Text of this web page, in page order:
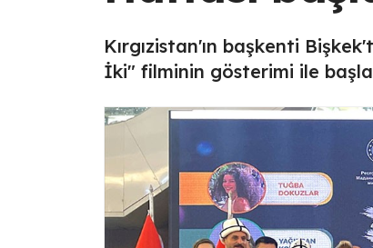
Kırgızistan'ın başkenti
İki" filminin gösterimi ile